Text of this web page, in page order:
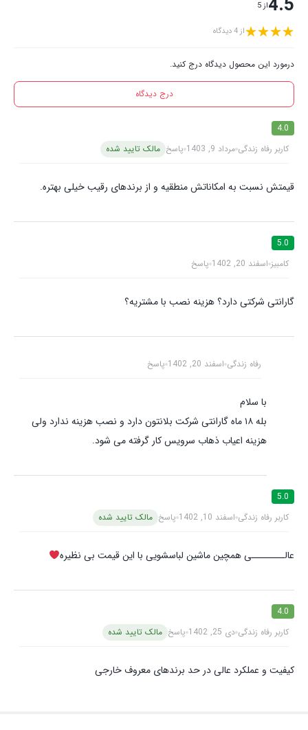
4.5از 5
از 4 دیدگاه
درمورد این محصول دیدگاه درج کنید.
درج دیدگاه
4.0
کاربر رفاه زندگی مرداد 9, 1403 پاسخ مالک تایید شده
قیمتش نسبت به امکاناتش منطقیه و از برندهای رقیب خیلی بهتره.
5.0
کامبیز اسفند 20, 1402 پاسخ
گارانتی شرکتی دارد؟ هزینه نصب با مشتریه؟
رفاه زندگی اسفند 20, 1402 پاسخ
با سلام
بله ۱۸ ماه گارانتی شرکت بلانتون دارد و نصب هزینه ندارد ولی
هزینه اعیاب ذهاب سرویس کار گرفته می شود.
5.0
کاربر رفاه زندگی اسفند 10, 1402 پاسخ مالک تایید شده
عالــــــــی همچین ماشین لباسشویی با این قیمت بی نظیره
4.0
کاربر رفاه زندگی دی 25, 1402 پاسخ مالک تایید شده
کیفیت و عملکرد عالی در حد برندهای معروف خارجی